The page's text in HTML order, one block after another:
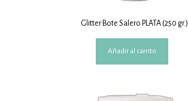
Glitter Bote Salero PLATA (250 gr.)
Añadir al carrito